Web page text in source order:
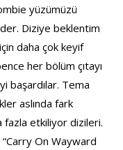
yüzümüzü
Diziye beklentim
daha çok keyif
her bölüm çıtayı
başardılar. Tema
aslında fark
etkiliyor dizileri.
“Carry On Wayward